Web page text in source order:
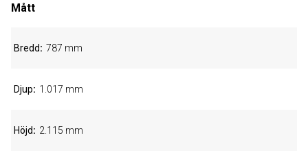
Mått
Bredd 787 mm
Djup 1.017 mm
Höjd 2.115 mm